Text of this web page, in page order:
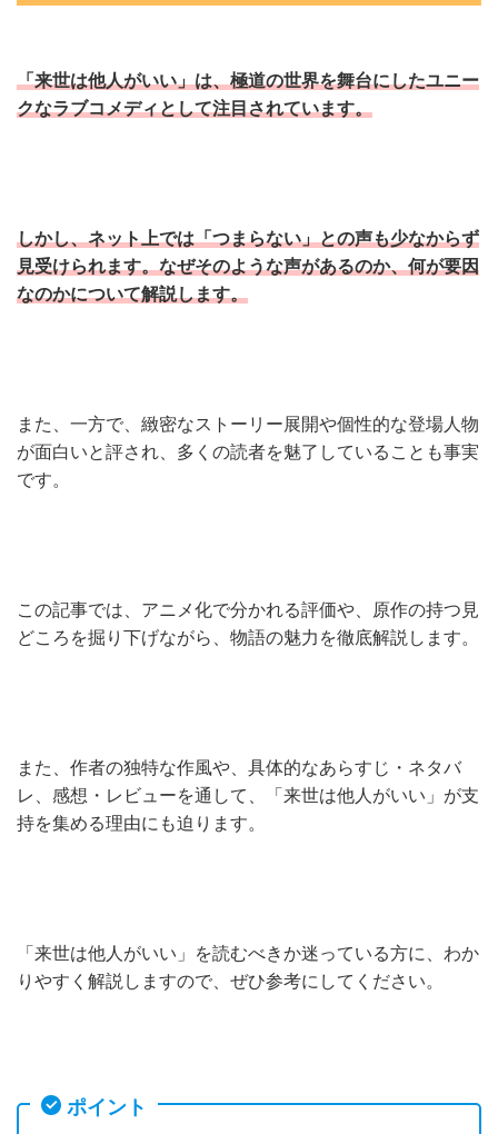
「来世は他人がいい」は、極道の世界を舞台にしたユニー
クなラブコメディとして注目されています。
しかし、ネット上では「つまらない」との声も少なからず
見受けられます。なぜそのような声があるのか、何が要因
なのかについて解説します。
また、一方で、緻密なストーリー展開や個性的な登場人物
が面白いと評され、多くの読者を魅了していることも事実
です。
この記事では、アニメ化で分かれる評価や、原作の持つ見
どころを掘り下げながら、物語の魅力を徹底解説します。
また、作者の独特な作風や、具体的なあらすじ・ネタバ
レ、感想・レビューを通して、「来世は他人がいい」が支
持を集める理由にも迫ります。
「来世は他人がいい」を読むべきか迷っている方に、わか
りやすく解説しますので、ぜひ参考にしてください。
ポイント